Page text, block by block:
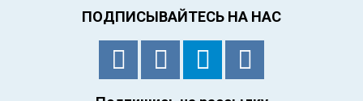
ПОДПИСЫВАЙТЕСЬ НА НАС